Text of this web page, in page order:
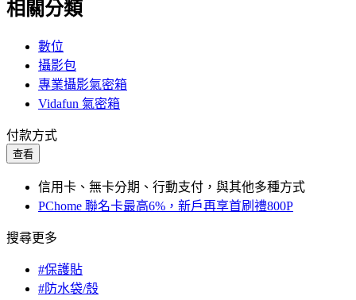
相關分類
數位
攝影包
專業攝影氣密箱
Vidafun 氣密箱
付款方式
查看
信用卡、無卡分期、行動支付，與其他多種方式
PChome 聯名卡最高6%，新戶再享首刷禮800P
搜尋更多
#保護貼
#防水袋/殼